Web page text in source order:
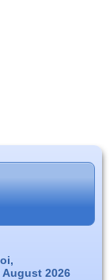
August 2026